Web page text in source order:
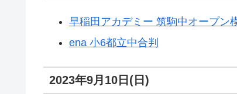
早稲田アカデミー 筑駒中オープン
ena 小6都立中合判
2023年9月10日(日)